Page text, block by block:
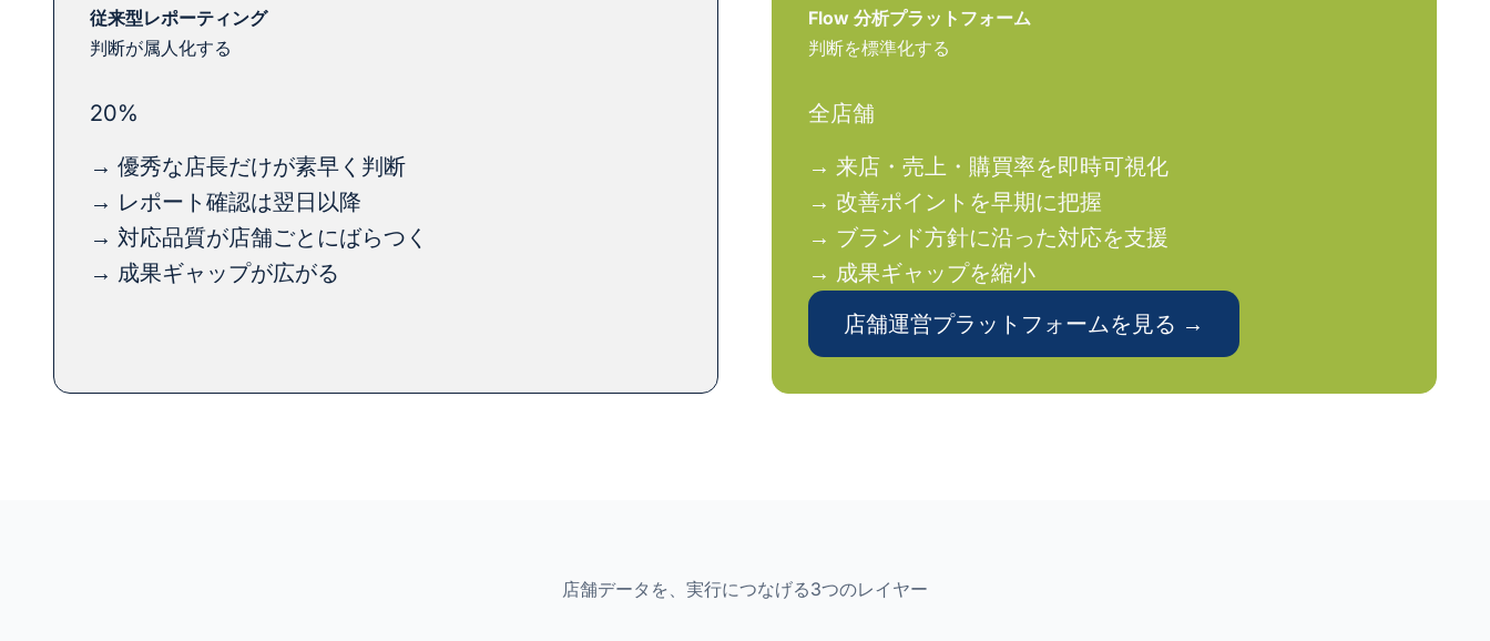
従来型レポーティング
判断が属人化する
20%
→ 優秀な店長だけが素早く判断
→ レポート確認は翌日以降
→ 対応品質が店舗ごとにばらつく
→ 成果ギャップが広がる
Flow 分析プラットフォーム
判断を標準化する
全店舗
→ 来店・売上・購買率を即時可視化
→ 改善ポイントを早期に把握
→ ブランド方針に沿った対応を支援
→ 成果ギャップを縮小
店舗運営プラットフォームを見る →
店舗データを、実行につなげる3つのレイヤー